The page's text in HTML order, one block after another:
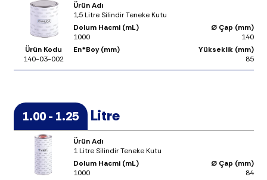
Ürün Adı
1,5 Litre Silindir Teneke Kutu
Dolum Hacmi (mL)
1000
Ø Çap (mm)
140
Ürün Kodu
140-03-002
En*Boy (mm)
Yükseklik (mm)
85
1.00 - 1.25 Litre
Ürün Adı
1 Litre Silindir Teneke Kutu
Dolum Hacmi (mL)
1000
Ø Çap (mm)
84